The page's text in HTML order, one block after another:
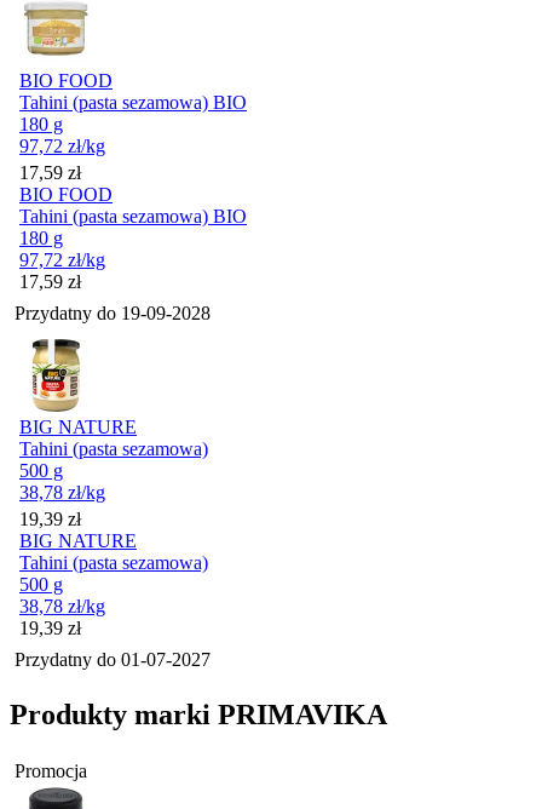
BIO FOOD
Tahini (pasta sezamowa) BIO
180 g
97,72 zł/kg
Cena
17,59 zł
BIO FOOD
Tahini (pasta sezamowa) BIO
180 g
97,72 zł/kg
Cena
17,59 zł
Przydatny do 19-09-2028
BIG NATURE
Tahini (pasta sezamowa)
500 g
38,78 zł/kg
Cena
19,39 zł
BIG NATURE
Tahini (pasta sezamowa)
500 g
38,78 zł/kg
Cena
19,39 zł
Przydatny do 01-07-2027
Produkty marki PRIMAVIKA
Promocja